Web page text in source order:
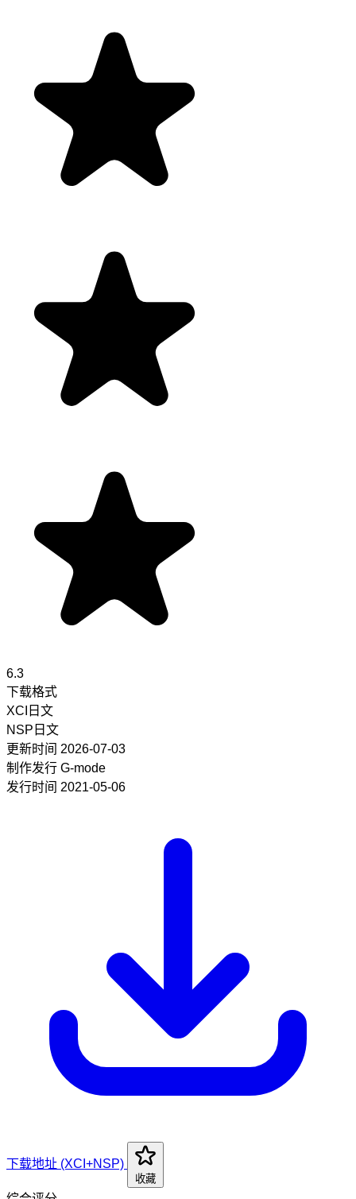
6.3
下载格式
XCI 日文
NSP 日文
更新时间 2026-07-03
制作发行 G-mode
发行时间 2021-05-06
下载地址 (XCI+NSP)
收藏